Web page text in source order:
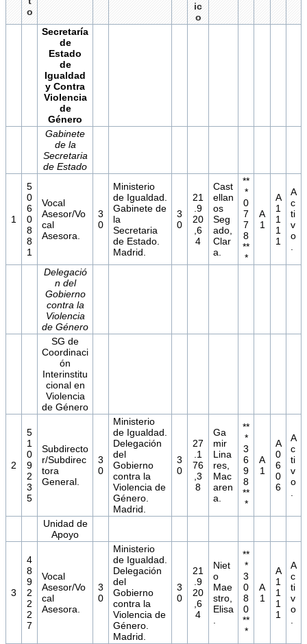
o
ic
o
Secretaría
de
Estado
de
Igualdad
y Contra
Violencia
de
Género
Gabinete
de la
Secretaria
de Estado
1
5
0
6
0
8
8
1
Vocal
Asesor/Vo
cal
Asesora.
3
0
Ministerio
de Igualdad.
Gabinete de
la
Secretaria
de Estado.
Madrid.
3
0
21
.9
20
,6
4
Cast
ellan
os
Seg
ado,
Clar
a.
**
*
0
7
7
8
**
*
A
1
A
1
1
1
1
A
c
ti
v
o
Delegació
n del
Gobierno
contra la
Violencia
de Género
SG de
Coordinaci
ón
Interinstitu
cional en
Violencia
de Género
2
5
1
0
9
2
3
5
Subdirecto
r/Subdirec
tora
General.
3
0
Ministerio
de Igualdad.
Delegación
del
Gobierno
contra la
Violencia de
Género.
Madrid.
3
0
27
.1
76
,3
8
Ga
mir
Lina
res,
Mac
aren
a.
**
*
3
6
9
8
**
*
A
1
A
0
6
0
6
A
c
ti
v
o
Unidad de
Apoyo
3
4
8
9
2
2
2
7
Vocal
Asesor/Vo
cal
Asesora.
3
0
Ministerio
de Igualdad.
Delegación
del
Gobierno
contra la
Violencia de
Género.
Madrid.
3
0
21
.9
20
,6
4
Niet
o
Mae
stro,
Elisa
**
*
3
0
8
0
**
*
A
1
A
1
1
1
1
A
c
ti
v
o